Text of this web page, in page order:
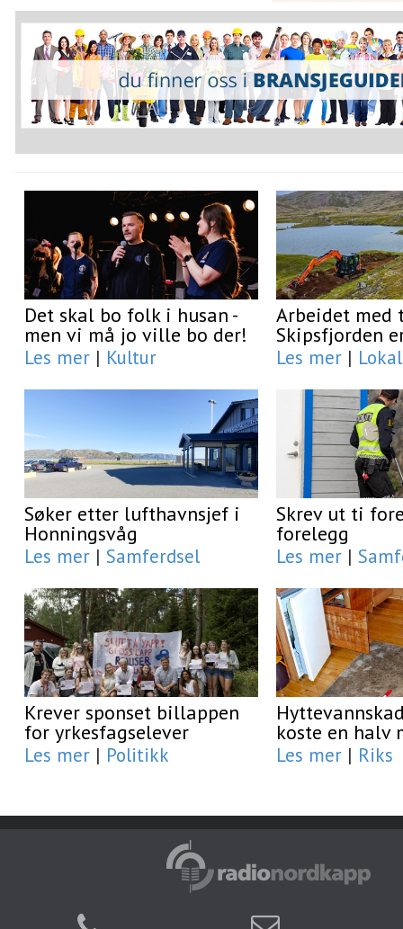
Det skal bo folk i husan -
men vi må jo ville bo der!
Les mer | Kultur
Arbeidet med
Skipsfjorden
Les mer | Lokal
Søker etter lufthavnsjef i
Honningsvåg
Les mer | Samferdsel
Skrev ut ti
forelegg
Les mer |
Krever sponset billappen
for yrkesfagselever
Les mer | Politikk
koste en halv
Les mer | Riks